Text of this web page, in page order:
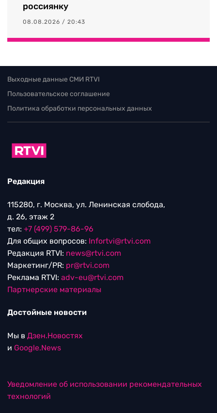
россиянку
08.08.2026 / 20:43
Выходные данные СМИ RTVI
Пользовательское соглашение
Политика обработки персональных данных
Редакция
115280, г. Москва, ул. Ленинская слобода,
д. 26, этаж 2
тел: +7 (499) 579-86-96
Для общих вопросов: Infortvi@rtvi.com
Редакция RTVI: news@rtvi.com
Маркетинг/PR: pr@rtvi.com
Реклама RTVI: adv-eu@rtvi.com
Партнерские материалы
Достойные новости
Мы в Дзен.Новостях
и Google.News
Уведомление об использовании рекомендательных
технологий